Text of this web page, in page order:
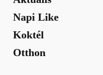
Napi Like
Koktél
Otthon